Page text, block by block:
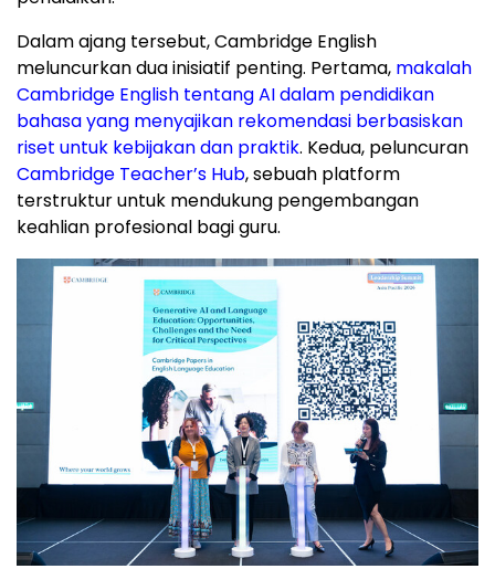
Dalam ajang tersebut, Cambridge English
meluncurkan dua inisiatif penting. Pertama, makalah
Cambridge English tentang AI dalam pendidikan
bahasa yang menyajikan rekomendasi berbasiskan
riset untuk kebijakan dan praktik. Kedua, peluncuran
Cambridge Teacher’s Hub, sebuah platform
terstruktur untuk mendukung pengembangan
keahlian profesional bagi guru.